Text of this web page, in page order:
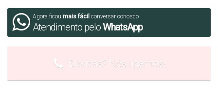
Agora ficou mais fácil conversar conosco
Atendimento peloWhatsApp
Dúvidas? Nós ligamos!